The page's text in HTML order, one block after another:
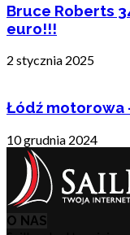
Bruce Roberts
euro!!!
2 stycznia 2025
Łódź motorowa
10 grudnia 2024
O NAS